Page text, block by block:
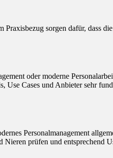
sorgen dafür, dass
oder moderne
Cases und Anbieter sehr
Personalmanagement
prüfen und entsprechend